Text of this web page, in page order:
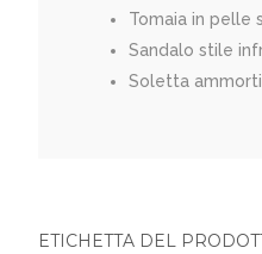
Tomaia in pelle
Sandalo stile
Soletta
ETICHETTA DEL